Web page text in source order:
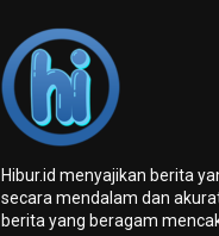
Hibur.id menyajikan berita
secara mendalam dan
berita yang beragam